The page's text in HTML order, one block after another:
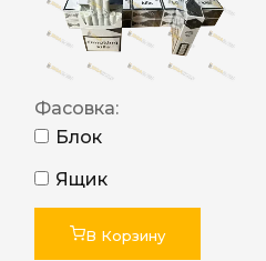
Фасовка:
Блок
Ящик
В Корзину